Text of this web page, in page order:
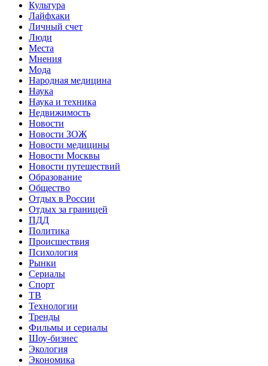
Культура
Лайфхаки
Личный счет
Люди
Места
Мнения
Мода
Народная медицина
Наука
Наука и техника
Недвижимость
Новости
Новости ЗОЖ
Новости медицины
Новости Москвы
Новости путешествий
Образование
Общество
Отдых в России
Отдых за границей
ПДД
Политика
Происшествия
Психология
Рынки
Сериалы
Спорт
ТВ
Технологии
Тренды
Фильмы и сериалы
Шоу-бизнес
Экология
Экономика